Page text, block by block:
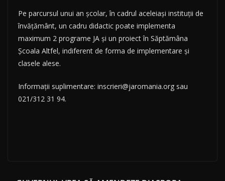
Pe parcursul unui an școlar, în cadrul aceleiași instituții de
învățământ, un cadru didactic poate implementa
maximum 2 programe JA și un proiect în Săptămâna
Școala Altfel, indiferent de forma de implementare și
clasele alese.
Informaţii suplimentare: inscrieri@jaromania.org sau
021/312 31 94.